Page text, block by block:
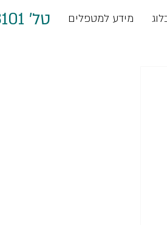
מידע למטפלים טל' 050-7248101